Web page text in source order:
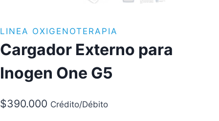
LINEA OXIGENOTERAPIA
Cargador Externo para
Inogen One G5
$390.000 Crédito/Débito